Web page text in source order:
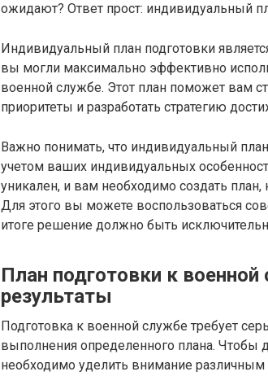
ожидают? Ответ прост: индивидуальный
Индивидуальный план подготовки
вы могли максимально эффективно
военной службе. Этот план поможет вам
приоритеты и разработать стратегию
Важно понимать, что индивидуальный
учетом ваших индивидуальных
уникален, и вам необходимо создать
Для этого вы можете воспользоваться
итоге решение должно быть
План подготовки к
результаты
Подготовка к военной службе требует
выполнения определенного плана. Чтобы
необходимо уделить внимание различным